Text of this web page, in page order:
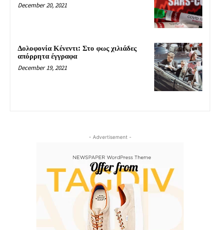
December 20, 2021
Δολοφονία Κένεντι: Στο φως χιλιάδες
απόρρητα έγγραφα
December 19, 2021
- Advertisement -